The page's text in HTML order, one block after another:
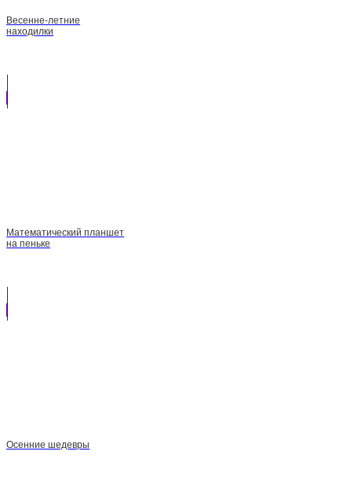
Весенне-летние
находилки
Математический планшет
на пеньке
Осенние шедевры